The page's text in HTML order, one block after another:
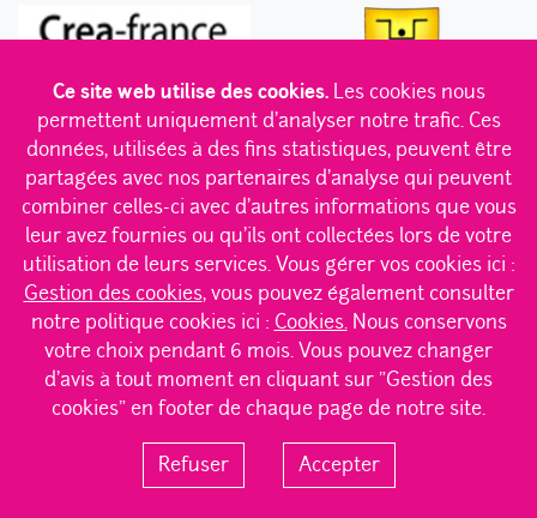
Des convictions en béton | Des K dans l’équipe |
Des trucs qu’elle sait faire | Servez-vous, c’est cadeau ! |
Des clients qui en ont
Des mots doux pour le frigo
Des talents plein les poches
Des trophées pour la cheminée
A propos | Contacts |
Politique de confidentialité des données | Mentions légales
Cookies | Gestion des cookies
© Tous droits réservés - Kalaapa 2026 - Crédit photos team Kalaapa
Ce site web utilise des cookies.Les cookies nous
permettent uniquement d'analyser notre trafic. Ces
données, utilisées à des fins statistiques, peuvent être
partagées avec nos partenaires d'analyse qui peuvent
combiner celles-ci avec d'autres informations que vous
leur avez fournies ou qu'ils ont collectées lors de votre
utilisation de leurs services. Vous gérer vos cookies ici :
Gestion des cookies, vous pouvez également consulter
notre politique cookies ici : Cookies.Nous conservons
votre choix pendant 6 mois. Vous pouvez changer
d'avis à tout moment en cliquant sur "Gestion des
cookies" en footer de chaque page de notre site.
Refuser Accepter